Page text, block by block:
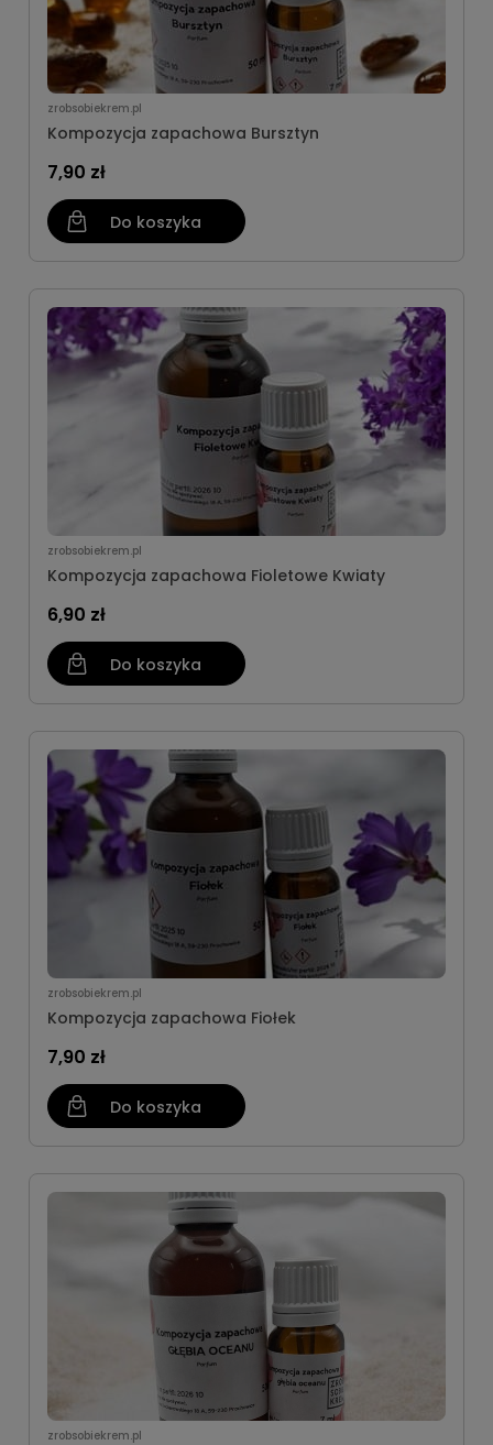
zrobsobiekrem.pl
Kompozycja zapachowa Bursztyn
7,90 zł
Do koszyka
zrobsobiekrem.pl
Kompozycja zapachowa Fioletowe Kwiaty
6,90 zł
Do koszyka
zrobsobiekrem.pl
Kompozycja zapachowa Fiołek
7,90 zł
Do koszyka
zrobsobiekrem.pl